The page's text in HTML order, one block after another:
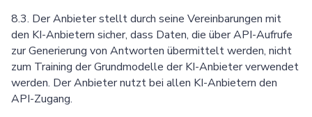
8.3. Der Anbieter stellt durch seine Vereinbarungen mit
den KI-Anbietern sicher, dass Daten, die über API-Aufrufe
zur Generierung von Antworten übermittelt werden, nicht
zum Training der Grundmodelle der KI-Anbieter verwendet
werden. Der Anbieter nutzt bei allen KI-Anbietern den
API-Zugang.